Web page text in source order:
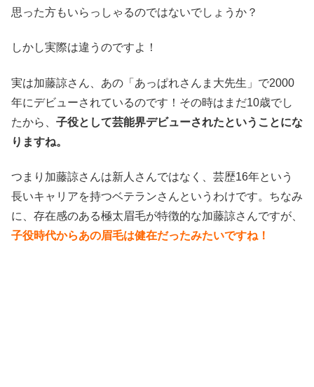
思った方もいらっしゃるのではないでしょうか？
しかし実際は違うのですよ！
実は加藤諒さん、あの「あっぱれさんま大先生」で2000
年にデビューされているのです！ その時はまだ10歳でし
たから、 子役として芸能界デビューされたということにな
りますね。
つまり加藤諒さんは新人さんではなく、芸歴16年という
長いキャリアを持つベテランさんというわけです。 ちなみ
に、存在感のある極太眉毛が特徴的な加藤諒さんですが、
子役時代からあの眉毛は健在だったみたいですね！